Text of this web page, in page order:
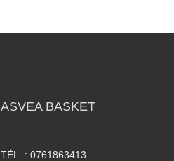
ASVEA BASKET
TÉL. : 0761863413